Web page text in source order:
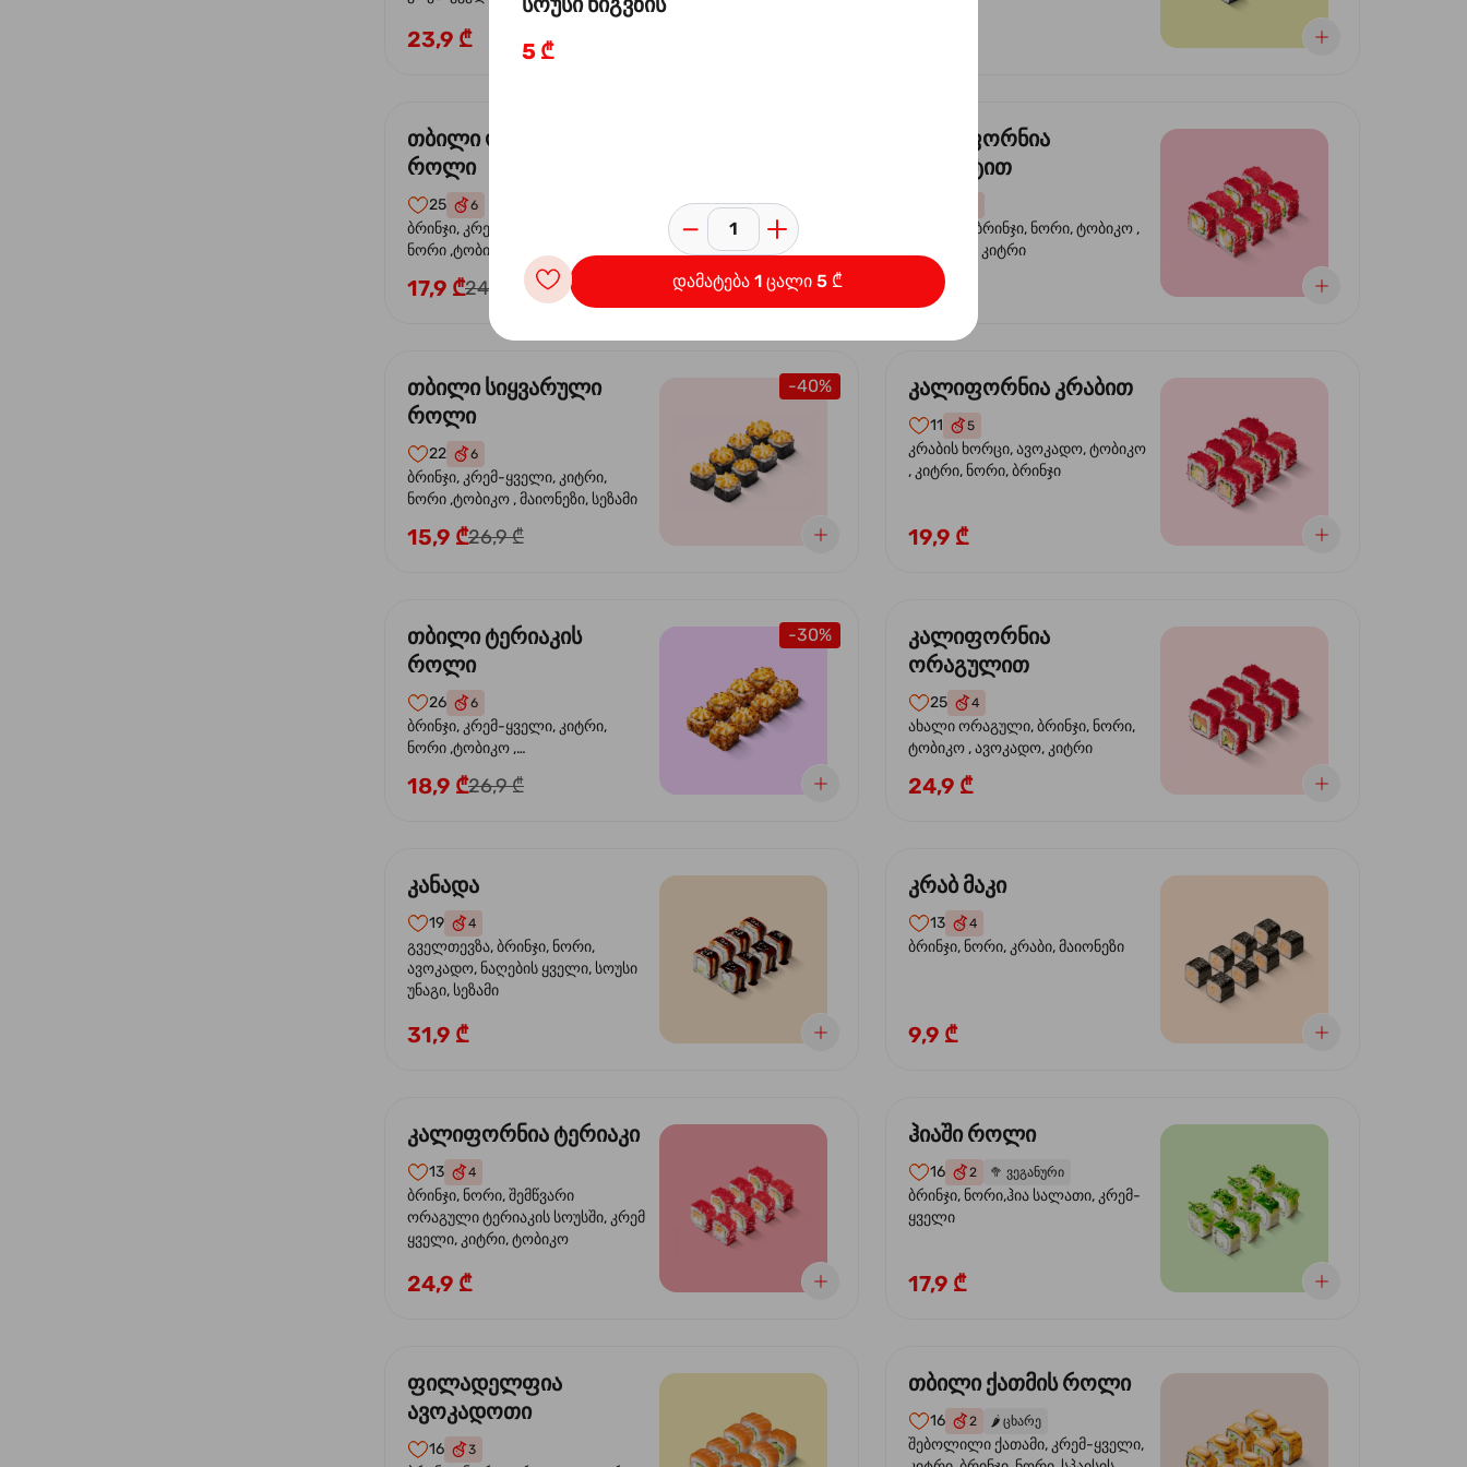
23,9 ₾
თბილი ორაგულის
როლი
25 6
ბრინჯი, კრემ-ყველი, კიტრი,
ნორი ,ტობიკო , მაიონეზი,
ორაგული, სეზამი, სალათის
ფოთოლი
17,9 ₾24,9 ₾
კალიფორნია
კრევეტით
კრევეტი, ბრინჯი, ნორი, ტობიკო ,
ავოკადო, კიტრი
24,9 ₾
-40%
თბილი სიყვარული
როლი
22 6
ბრინჯი, კრემ-ყველი, კიტრი,
ნორი ,ტობიკო , მაიონეზი, სეზამი
15,9 ₾26,9 ₾
კალიფორნია კრაბით
11 5
კრაბის ხორცი, ავოკადო, ტობიკო
, კიტრი, ნორი, ბრინჯი
19,9 ₾
-30%
თბილი ტერიაკის
როლი
26 6
ბრინჯი, კრემ-ყველი, კიტრი,
ნორი ,ტობიკო ,
სეზამი, ტერიაკის სოუსი
18,9 ₾26,9 ₾
კალიფორნია
ორაგულით
25 4
ახალი ორაგული, ბრინჯი, ნორი,
ტობიკო , ავოკადო, კიტრი
24,9 ₾
კანადა
19 4
გველთევზა, ბრინჯი, ნორი,
ავოკადო, ნაღების ყველი, სოუსი
უნაგი, სეზამი
31,9 ₾
კრაბ მაკი
13 4
ბრინჯი, ნორი, კრაბი, მაიონეზი
9,9 ₾
კალიფორნია ტერიაკი
13 4
ბრინჯი, ნორი, შემწვარი
ორაგული ტერიაკის სოუსში, კრემ
ყველი, კიტრი, ტობიკო
24,9 ₾
ჰიაში როლი
16 2 🥦 ვეგანური
ბრინჯი, ნორი,ჰია სალათი, კრემ-
ყველი
17,9 ₾
ფილადელფია
ავოკადოთი
16 3
თბილი ქათმის როლი
16 2 🌶️ ცხარე
შებოლილი ქათამი, კრემ-ყველი,
5 ₾
დამატება 1 ცალი 5 ₾